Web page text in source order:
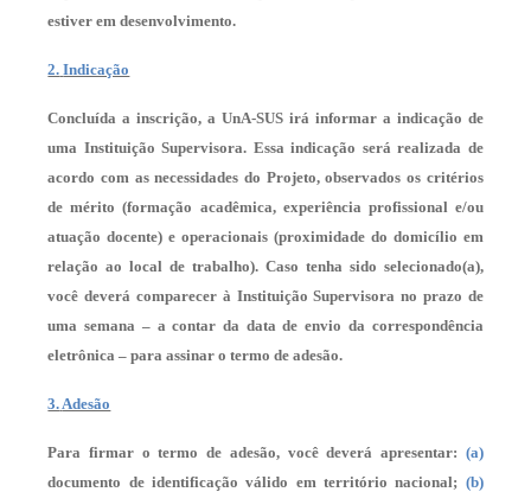
estiver em desenvolvimento.
2. Indicação
Concluída a inscrição, a UnA-SUS irá informar a indicação de
uma Instituição Supervisora. Essa indicação será realizada de
acordo com as necessidades do Projeto, observados os critérios
de mérito (formação acadêmica, experiência profissional e/ou
atuação docente) e operacionais (proximidade do domicílio em
relação ao local de trabalho). Caso tenha sido selecionado(a),
você deverá comparecer à Instituição Supervisora no prazo de
uma semana – a contar da data de envio da correspondência
eletrônica – para assinar o termo de adesão.
3. Adesão
Para firmar o termo de adesão, você deverá apresentar: (a)
documento de identificação válido em território nacional; (b)